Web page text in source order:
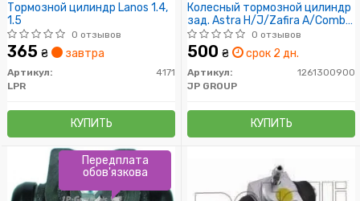
Тормозной цилиндр Lanos 1.4,
1.5
0 отзывов
365 ₴ завтра
Артикул:
4171
LPR
КУПИТЬ
Колесный тормозной цилиндр
зад. Astra H/J/Zafira A/Combo
(ATE/20.64mm)0 отзывов
500 ₴ срок 2 дн.
Артикул:
1261300900
JP GROUP
КУПИТЬ
Передплата
обов'язкова